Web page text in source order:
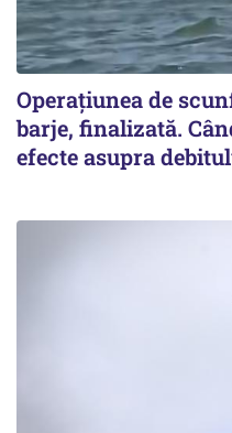
Operațiunea de
barje, finalizată.
efecte asupra